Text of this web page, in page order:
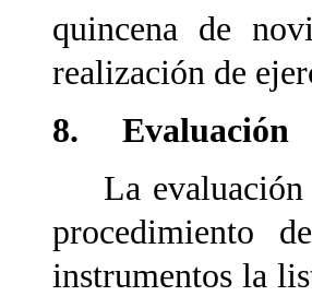
quincena de
realización de
8. Evaluación
La evaluación
procedimiento
instrumentos la